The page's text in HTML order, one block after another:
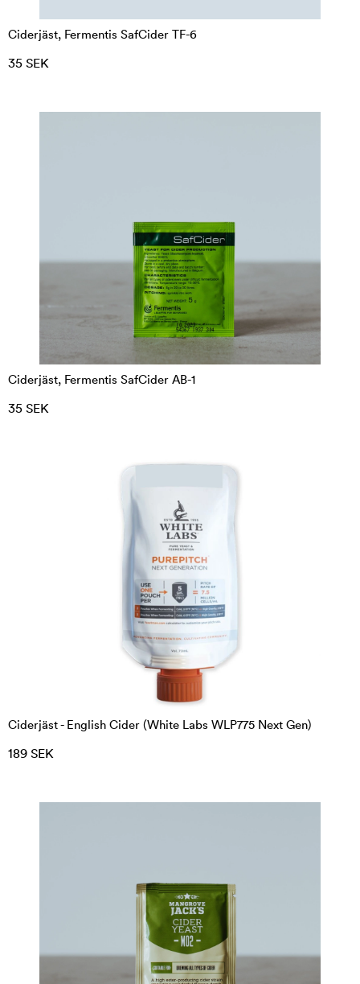
Ciderjäst, Fermentis SafCider TF-6
35 SEK
Ciderjäst, Fermentis SafCider AB-1
35 SEK
Ciderjäst - English Cider (White Labs WLP775 Next Gen)
189 SEK